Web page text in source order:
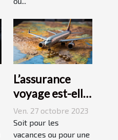
L’assurance
voyage est-elle
avantageuse ?
Ven. 27 octobre 2023
Soit pour les
vacances ou pour une